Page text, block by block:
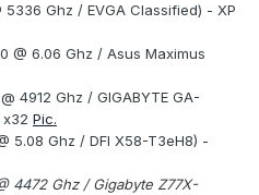
5336 Ghz / EVGA Classified) - XP
@ 6.06 Ghz / Asus Maximus
4912 Ghz / GIGABYTE GA-
Pic.
5.08 Ghz / DFI X58-T3eH8) -
4472 Ghz / Gigabyte Z77X-